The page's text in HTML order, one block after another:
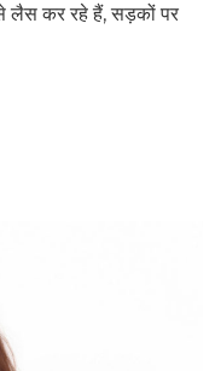
लैस कर रहे हैं, सड़कों पर